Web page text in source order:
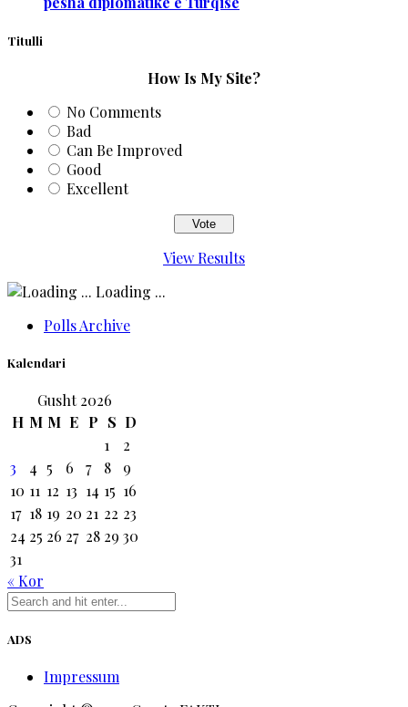
Titulli
How Is My Site?
No Comments
Bad
Can Be Improved
Good
Excellent
View Results
Loading ...
Polls Archive
Kalendari
Gusht 2026
H M M E P S D
1
2
3
4 5 6 7 8
9
10 11 12 13 14 15 16
17 18 19 20 21 22 23
24 25 26 27 28 29 30
31
« Kor
ADS
Impressum